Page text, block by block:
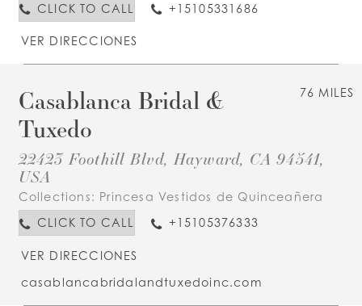
CLICK TO CALL
+15105331686
VER DIRECCIONES
76 MILES
Casablanca Bridal &
Tuxedo
22423 Foothill Blvd, Hayward, CA 94541,
USA
Collections: Princesa Vestidos de Quinceañera
CLICK TO CALL
+15105376333
VER DIRECCIONES
casablancabridalandtuxedoinc.com